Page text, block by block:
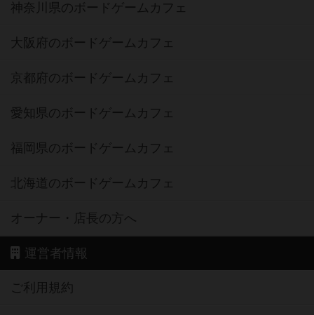
神奈川県のボードゲームカフェ
大阪府のボードゲームカフェ
京都府のボードゲームカフェ
愛知県のボードゲームカフェ
福岡県のボードゲームカフェ
北海道のボードゲームカフェ
オーナー・店長の方へ
運営者情報
ご利用規約